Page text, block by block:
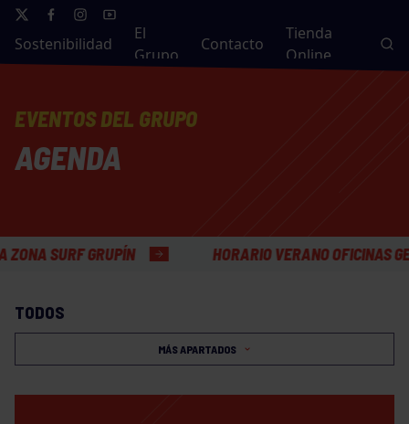
Sostenibilidad
El
Grupo
Contacto
Tienda
Online
EVENTOS DEL GRUPO
AGENDA
GRUPÍN HORARIO VERANO OFICINAS
TODOS
MÁS APARTADOS